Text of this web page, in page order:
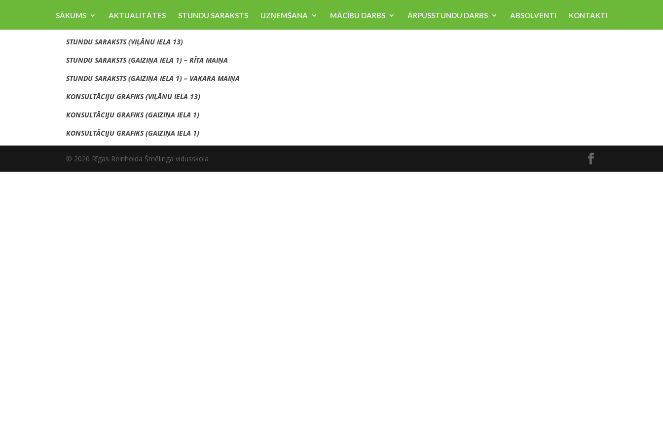
SĀKUMS AKTUALITĀTES STUNDU SARAKSTS UZŅEMŠANA MĀCĪBU DARBS ĀRPUSSTUNDU DARBS ABSOLVENTI KONTAKTI
STUNDU SARAKSTS (VIĻĀNU IELA 13)
STUNDU SARAKSTS (GAIZIŅA IELA 1) – RĪTA MAIŅA
STUNDU SARAKSTS (GAIZIŅA IELA 1) – VAKARA MAIŅA
KONSULTĀCIJU GRAFIKS (VIĻĀNU IELA 13)
KONSULTĀCIJU GRAFIKS (GAIZIŅA IELA 1)
KONSULTĀCIJU GRAFIKS (GAIZIŅA IELA 1)
© 2020 Rīgas Reinholda Šmēlinga vidusskola